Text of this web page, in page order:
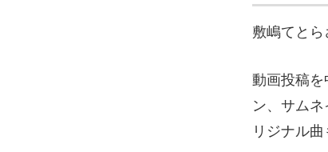
敷嶋てと
動画投稿
ン、サム
リジナル曲